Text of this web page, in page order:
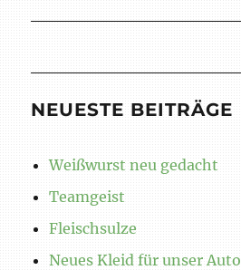
NEUESTE BEITRÄGE
Weißwurst neu gedacht
Teamgeist
Fleischsulze
Neues Kleid für unser Auto